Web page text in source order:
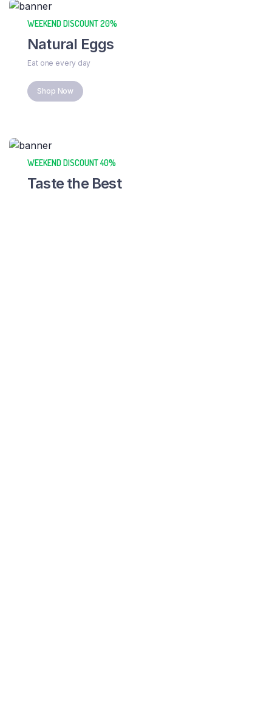
WEEKEND DISCOUNT 20%
Natural Eggs
Eat one every day
Shop Now
WEEKEND DISCOUNT 40%
Taste the Best